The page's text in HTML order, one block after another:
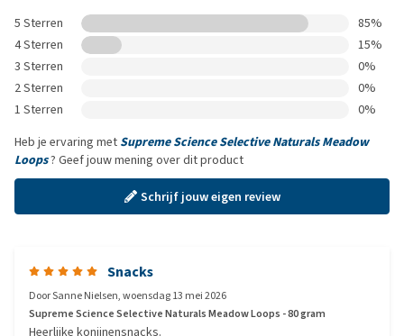
5 Sterren
85%
4 Sterren
15%
3 Sterren
0%
2 Sterren
0%
1 Sterren
0%
Heb je ervaring met Supreme Science Selective Naturals Meadow
Loops? Geef jouw mening over dit product
Schrijf jouw eigen review
Snacks
DoorSanne Nielsen,woensdag 13 mei 2026
Supreme Science Selective Naturals Meadow Loops - 80 gram
Heerlijke konijnensnacks.